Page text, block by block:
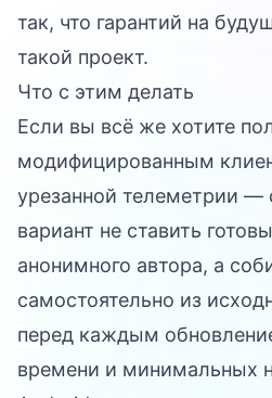
так, что гарантий на
такой проект.
Что с этим делать
Если вы всё же хотите
модифицированным
урезанной телеметрии
вариант не ставить
анонимного автора, а
самостоятельно из
перед каждым
времени и минимальных